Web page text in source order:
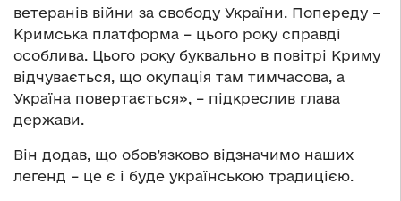
ветеранів війни за свободу України. Попереду –
Кримська платформа – цього року справді
особлива. Цього року буквально в повітрі Криму
відчувається, що окупація там тимчасова, а
Україна повертається», – підкреслив глава
держави.
Він додав, що обов’язково відзначимо наших
легенд – це є і буде українською традицією.